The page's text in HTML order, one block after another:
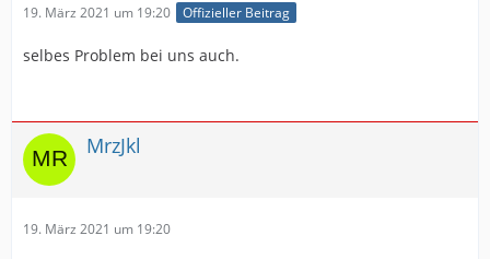
19. März 2021 um 19:20 Offizieller Beitrag
selbes Problem bei uns auch.
MrzJkl
19. März 2021 um 19:20